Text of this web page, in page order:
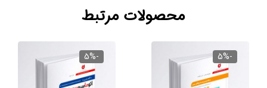
محصولات مرتبط